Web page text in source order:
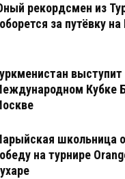
рекордсмен из
за путёвку
выступит
Кубке
школьница
на турнире